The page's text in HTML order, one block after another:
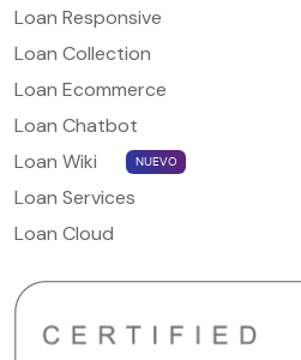
Loan Responsive
Loan Collection
Loan Ecommerce
Loan Chatbot
Loan Wiki
NUEVO
Loan Services
Loan Cloud